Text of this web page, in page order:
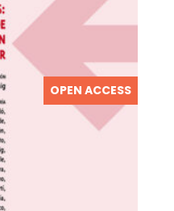
OPEN ACCESS